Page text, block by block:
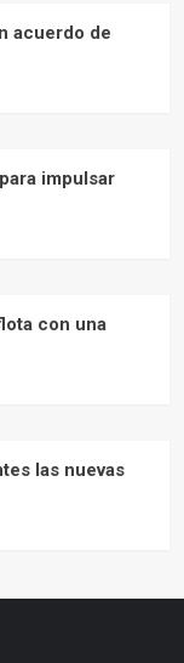
acuerdo de
impulsar
con una
las nuevas